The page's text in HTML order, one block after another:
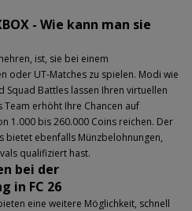
- Wie kann man sie
ist, sie bei einem
oder UT-Matches zu spielen. Modi wie
Squad Battles lassen Ihren virtuellen
Team erhöht Ihre Chancen auf
1.000 bis 260.000 Coins reichen. Der
bietet ebenfalls Münzbelohnungen,
qualifiziert hast.
bei der
in FC 26
eine weitere Möglichkeit, schnell